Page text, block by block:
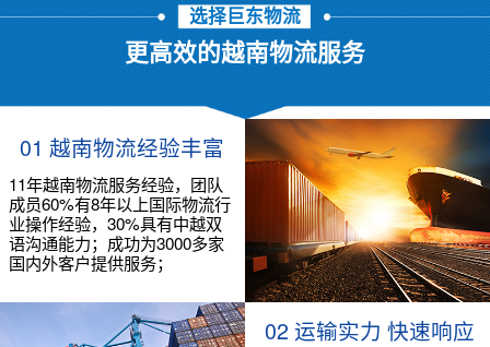
选择巨东物流
更高效的越南物流服务
01 越南物流经验丰富
11年越南物流服务经验，团队
成员60%有8年以上国际物流行
业操作经验，30%具有中越双
语沟通能力；成功为3000多家
国内外客户提供服务；
02 运输实力 快速响应